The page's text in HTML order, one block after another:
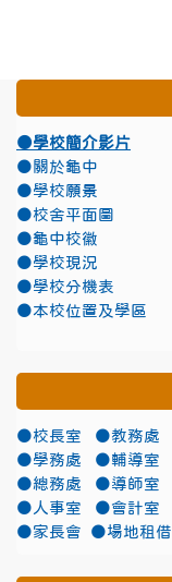
●學校簡介影片
●關於龜中
●學校願景
●校舍平面圖
●龜中校徽
●學校現況
●學校分機表
●本校位置及學區
●校長室
●教務處
●學務處
●輔導室
●總務處
●導師室
●人事室
●會計室
●家長會
●場地租借